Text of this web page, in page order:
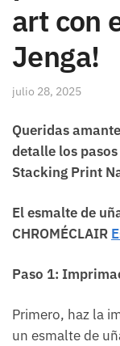
art con
Jenga!
julio 28, 2025
Queridas
detalle los
Stacking Print
El esmalte de
CHROMÉCLAIR
Paso 1:
Primero, haz la
un esmalte de